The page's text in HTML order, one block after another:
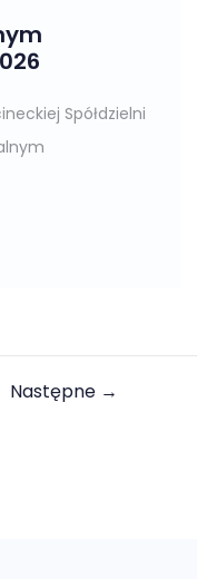
Spółdzielni
Następne →